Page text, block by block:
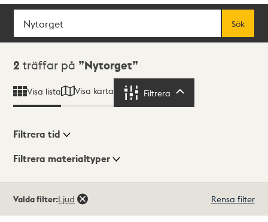
Sök
Sök
Sökresultat
2 träffar på Nytorget
Visa lista Visa karta Filtrera
Visningsläge
Filtrera tid
Filtrera materialtyper
träffar
Valda filter:Ljud Rensa filter